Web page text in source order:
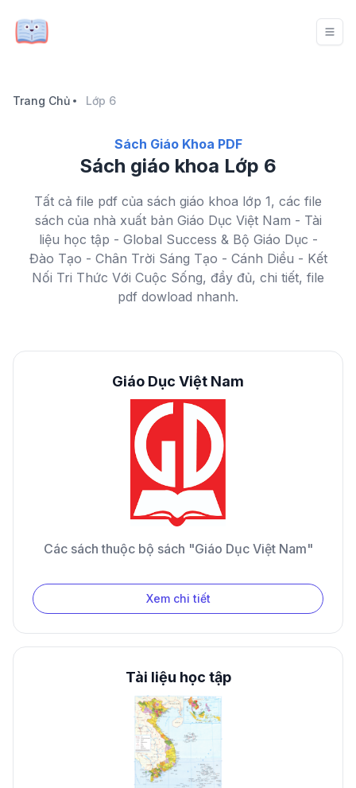
Trang Chủ Lớp 6
Sách Giáo Khoa PDF
Sách giáo khoa Lớp 6
Tất cả file pdf của sách giáo khoa lớp 1, các file
sách của nhà xuất bản Giáo Dục Việt Nam - Tài
liệu học tập - Global Success & Bộ Giáo Dục -
Đào Tạo - Chân Trời Sáng Tạo - Cánh Diều - Kết
Nối Tri Thức Với Cuộc Sống, đầy đủ, chi tiết, file
pdf dowload nhanh.
Giáo Dục Việt Nam
Các sách thuộc bộ sách "Giáo Dục Việt Nam"
Xem chi tiết
Tài liệu học tập